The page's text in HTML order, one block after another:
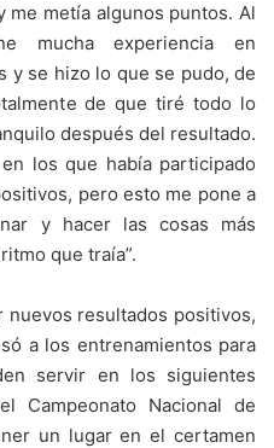
me metía algunos puntos. Al
mucha experiencia en
y se hizo lo que se pudo, de
de que tiré todo lo
después del resultado.
los que había participado
pero esto me pone a
y hacer las cosas más
que traía”.
nuevos resultados positivos,
a los entrenamientos para
servir en los siguientes
Campeonato Nacional de
un lugar en el certamen